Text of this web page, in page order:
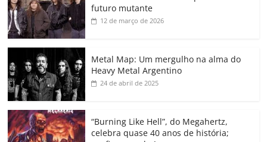
e
b
o
o
k
er s
A
p
e
dI e
a
ss
o
k h
futuro mutante
12 de março de 2026
Metal Map: Um mergulho na alma do
Heavy Metal Argentino
24 de abril de 2025
“Burning Like Hell”, do Megahertz,
celebra quase 40 anos de história;